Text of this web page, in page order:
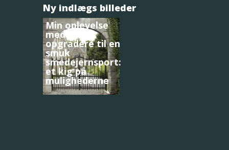
Ny indlægs billeder
Min oplevelse
med at
opgradere til en
smuk
smedejernsport:
et kig på
mulighederne